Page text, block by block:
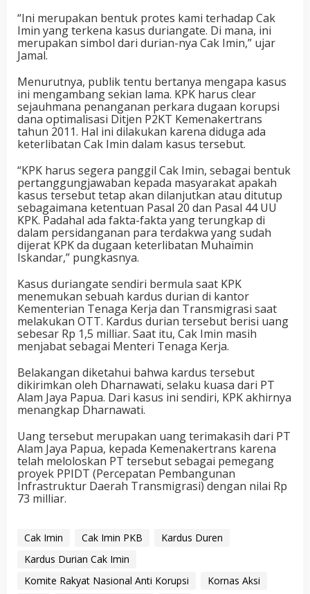
“Ini merupakan bentuk protes kami terhadap Cak
Imin yang terkena kasus duriangate. Di mana, ini
merupakan simbol dari durian-nya Cak Imin,” ujar
Jamal.
Menurutnya, publik tentu bertanya mengapa kasus
ini mengambang sekian lama. KPK harus clear
sejauhmana penanganan perkara dugaan korupsi
dana optimalisasi Ditjen P2KT Kemenakertrans
tahun 2011. Hal ini dilakukan karena diduga ada
keterlibatan Cak Imin dalam kasus tersebut.
“KPK harus segera panggil Cak Imin, sebagai bentuk
pertanggungjawaban kepada masyarakat apakah
kasus tersebut tetap akan dilanjutkan atau ditutup
sebagaimana ketentuan Pasal 20 dan Pasal 44 UU
KPK. Padahal ada fakta-fakta yang terungkap di
dalam persidanganan para terdakwa yang sudah
dijerat KPK da dugaan keterlibatan Muhaimin
Iskandar,” pungkasnya.
Kasus duriangate sendiri bermula saat KPK
menemukan sebuah kardus durian di kantor
Kementerian Tenaga Kerja dan Transmigrasi saat
melakukan OTT. Kardus durian tersebut berisi uang
sebesar Rp 1,5 milliar. Saat itu, Cak Imin masih
menjabat sebagai Menteri Tenaga Kerja.
Belakangan diketahui bahwa kardus tersebut
dikirimkan oleh Dharnawati, selaku kuasa dari PT
Alam Jaya Papua. Dari kasus ini sendiri, KPK akhirnya
menangkap Dharnawati.
Uang tersebut merupakan uang terimakasih dari PT
Alam Jaya Papua, kepada Kemenakertrans karena
telah meloloskan PT tersebut sebagai pemegang
proyek PPIDT (Percepatan Pembangunan
Infrastruktur Daerah Transmigrasi) dengan nilai Rp
73 milliar.
Cak Imin Cak Imin PKB
Kardus Duren
Kardus Durian Cak Imin
Komite Rakyat Nasional Anti Korupsi
Kornas Aksi